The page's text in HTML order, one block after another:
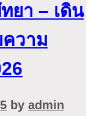
ยา – เดิน
วาม
by admin